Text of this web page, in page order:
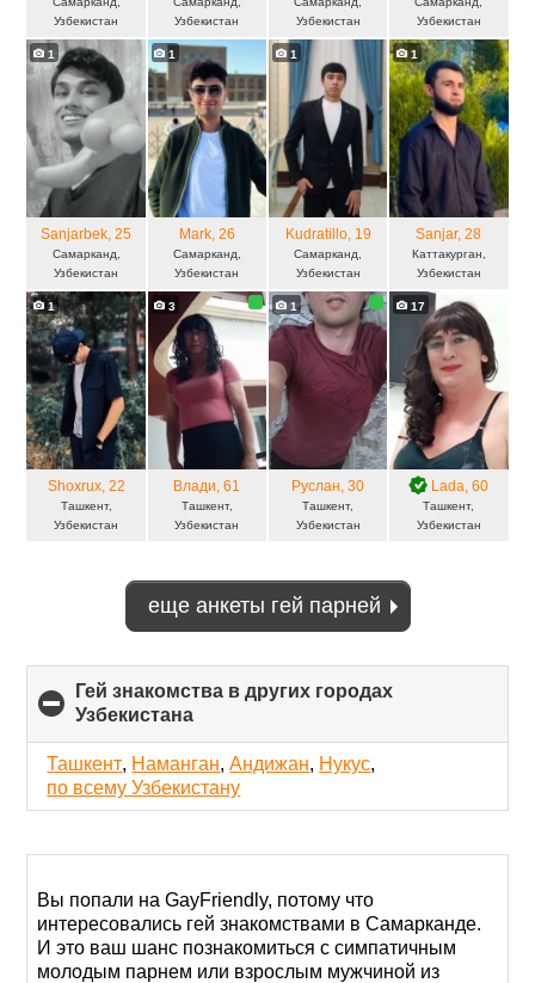
Узбекистан
Узбекистан
Узбекистан
Узбекистан
1
Sanjarbek, 25
Самарканд,
Узбекистан
1
Mark, 26
Самарканд,
Узбекистан
1
Kudratillo, 19
Самарканд,
Узбекистан
1
Sanjar, 28
Каттакурган,
Узбекистан
1
Shoxrux, 22
Ташкент,
Узбекистан
3
Влади, 61
Ташкент,
Узбекистан
1
Руслан, 30
Ташкент,
Узбекистан
17
Lada, 60
Ташкент,
Узбекистан
еще анкеты гей парней
Гей знакомства в других городах
Узбекистана
to
collapse
contents
Ташкент, Наманган,Андижан, Нукус,
по всему Узбекистану
Вы попали на GayFriendly, потому что
интересовались гей знакомствами в Самарканде.
И это ваш шанс познакомиться с симпатичным
молодым парнем или взрослым мужчиной из